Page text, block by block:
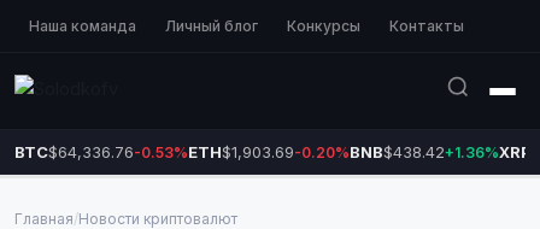
Наша команда Личный блог Конкурсы Контакты
BTC$64,336.76-0.53%ETH$1,903.69-0.20%BNB$438.42+1.36%XRP
Главная/Новости криптовалют